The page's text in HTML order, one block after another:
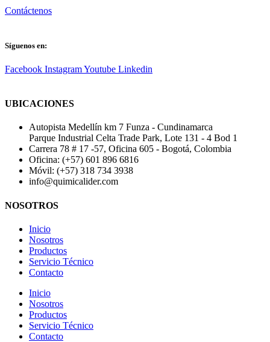
Contáctenos
Síguenos en:
Facebook InstagramYoutube Linkedin
UBICACIONES
Autopista Medellín km 7 Funza - Cundinamarca
Parque Industrial Celta Trade Park, Lote 131 - 4 Bod 1
Carrera 78 # 17 -57, Oficina 605 - Bogotá, Colombia
Oficina: (+57) 601 896 6816
Móvil: (+57) 318 734 3938
info@quimicalider.com
NOSOTROS
Inicio
Nosotros
Productos
Servicio Técnico
Contacto
Inicio
Nosotros
Productos
Servicio Técnico
Contacto